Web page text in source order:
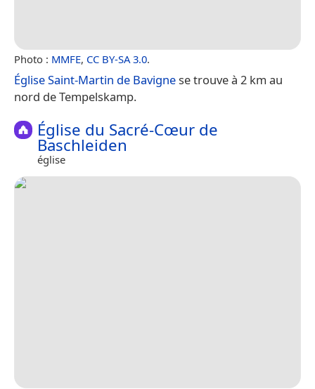
Photo : MMFE, CC BY-SA 3.0.
Église Saint-Martin de Bavignese trouve à 2 km au
nord de Tempelskamp.
Église du Sacré-Cœur de
Baschleiden
église